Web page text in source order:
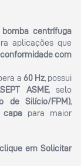
bomba centrífuga
aplicações que
com
a 60 Hz, possui
ASME, selo
de Silício/FPM),
para maior
em Solicitar